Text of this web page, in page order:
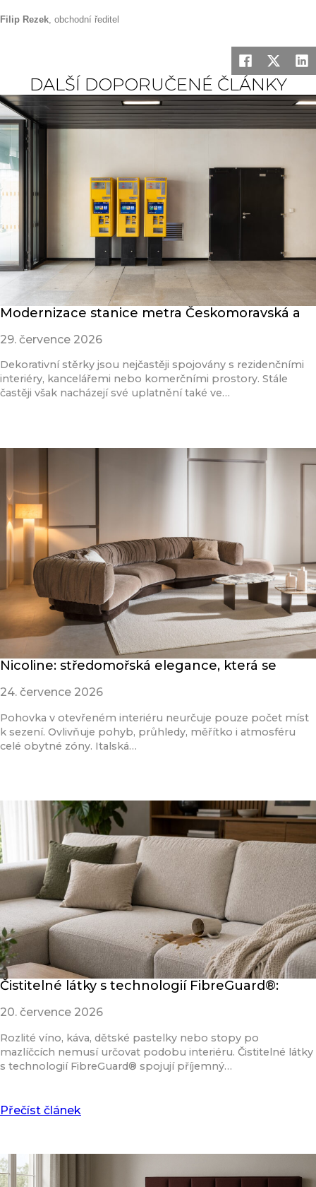
Filip Rezek, obchodní ředitel
DALŠÍ DOPORUČENÉ ČLÁNKY
Modernizace stanice metra Českomoravská a
29. července 2026
Dekorativní stěrky jsou nejčastěji spojovány s rezidenčními
interiéry, kancelářemi nebo komerčními prostory. Stále
častěji však nacházejí své uplatnění také ve…
Nicoline: středomořská elegance, která se
24. července 2026
Pohovka v otevřeném interiéru neurčuje pouze počet míst
k sezení. Ovlivňuje pohyb, průhledy, měřítko i atmosféru
celé obytné zóny. Italská…
Čistitelné látky s technologií FibreGuard®:
20. července 2026
Rozlité víno, káva, dětské pastelky nebo stopy po
mazlíčcích nemusí určovat podobu interiéru. Čistitelné látky
s technologií FibreGuard® spojují příjemný…
Přečíst článek